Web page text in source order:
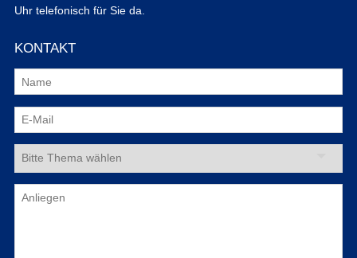
Uhr telefonisch für Sie da.
KONTAKT